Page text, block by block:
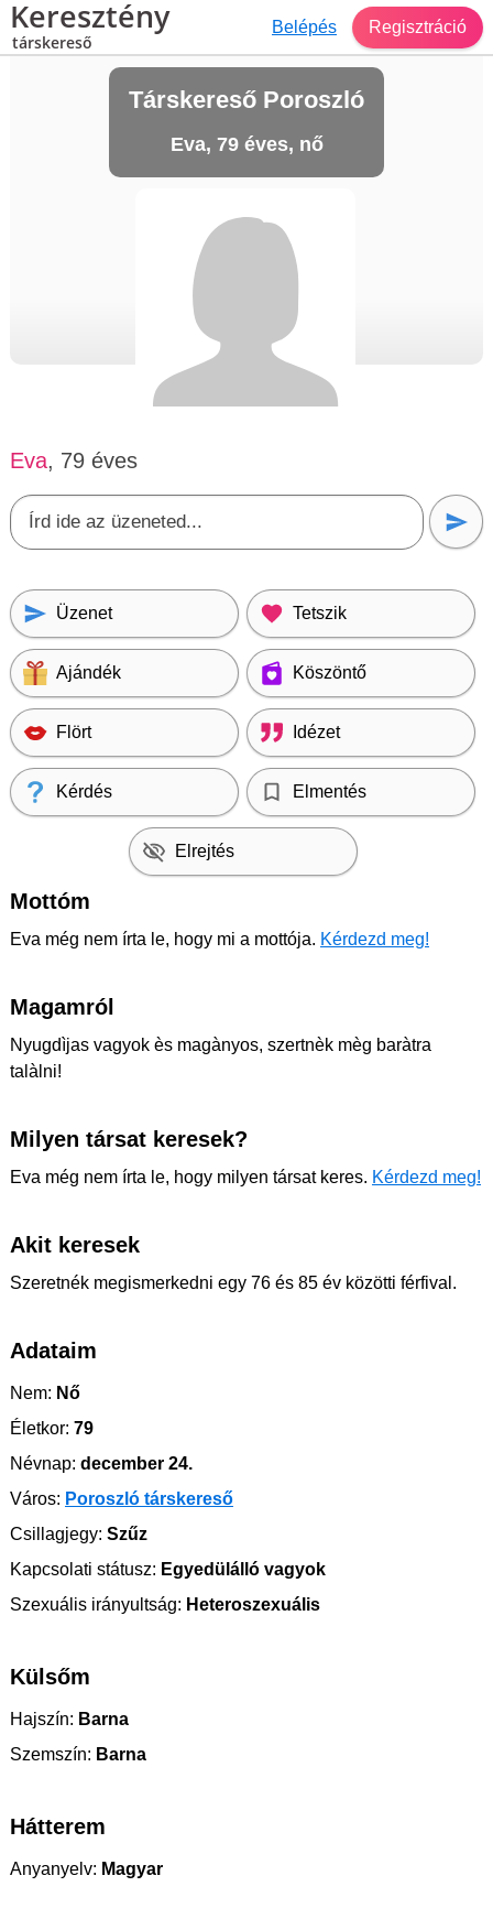
Keresztény
társkereső
Belépés Regisztráció
Társkereső Poroszló
Eva, 79 éves, nő
Eva, 79 éves
Üzenet Tetszik
Ajándék Köszöntő
Flört Idézet
Kérdés Elmentés
Elrejtés
Mottóm
Eva még nem írta le, hogy mi a mottója. Kérdezd meg!
Magamról
Nyugdìjas vagyok ès magànyos, szertnèk mèg baràtra
talàlni!
Milyen társat keresek?
Eva még nem írta le, hogy milyen társat keres. Kérdezd meg!
Akit keresek
Szeretnék megismerkedni egy 76 és 85 év közötti férfival.
Adataim
Nem: Nő
Életkor: 79
Névnap: december 24.
Város: Poroszló társkereső
Csillagjegy: Szűz
Kapcsolati státusz: Egyedülálló vagyok
Szexuális irányultság: Heteroszexuális
Külsőm
Hajszín: Barna
Szemszín: Barna
Hátterem
Anyanyelv: Magyar